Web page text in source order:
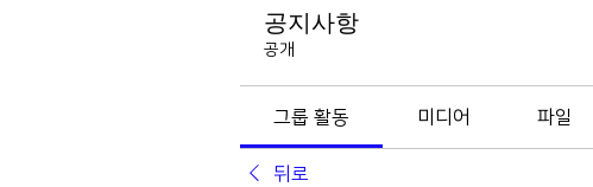
공지사항
공개
그룹 활동 미디어 파일
뒤로